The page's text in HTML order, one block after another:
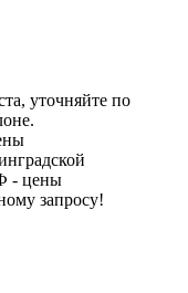
уточняйте по
- цены
запросу!